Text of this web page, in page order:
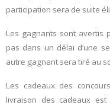
participation sera de suite
Les gagnants sont avertis
pas dans un délai d’une
autre gagnant sera tiré au
Les cadeaux des
livraison des cadeaux